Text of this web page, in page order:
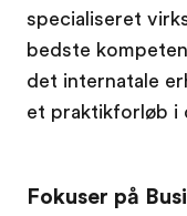
specialiseret
bedste
det internatale
et praktikforløb i
Fokuser på